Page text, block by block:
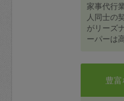
家事代行
人同士の
がリーズ
ーパーは
豊